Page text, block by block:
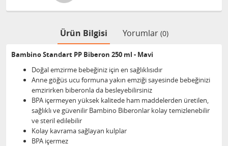
Ürün Bilgisi Yorumlar (0)
Bambino Standart PP Biberon 250 ml - Mavi
Doğal emzirme bebeğiniz için en sağlıklısıdır
Anne göğüs ucu formuna yakın emziği sayesinde bebeğinizi
emzirirken biberonla da besleyebilirsiniz
BPA içermeyen yüksek kalitede ham maddelerden üretilen,
sağlıklı ve güvenilir Bambino Biberonlar kolay temizlenebilir
ve steril edilebilir
Kolay kavrama sağlayan kulplar
BPA içermez